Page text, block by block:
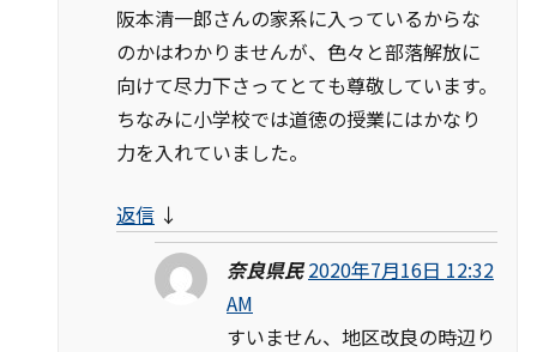
阪本清一郎さんの家系に入っているからな
のかはわかりませんが、色々と部落解放に
向けて尽力下さってとても尊敬しています。
ちなみに小学校では道徳の授業にはかなり
力を入れていました。
返信 ↓
奈良県民 2020年7月16日 12:32
AM
すいません、地区改良の時辺り